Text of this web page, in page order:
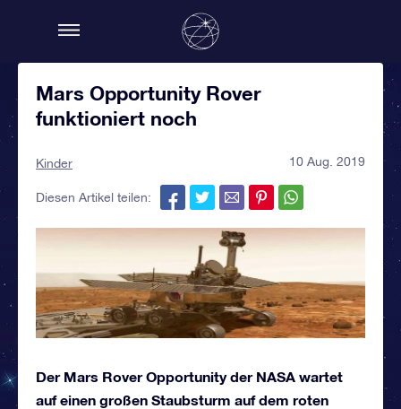
Mars Opportunity Rover
funktioniert noch
Kinder 10 Aug. 2019
Diesen Artikel teilen:
Der Mars Rover Opportunity der NASA wartet
auf einen großen Staubsturm auf dem roten